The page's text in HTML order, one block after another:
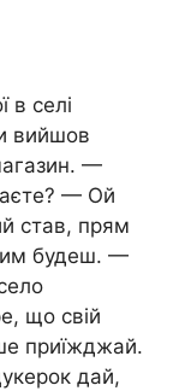
в селі
вийшов
—
— Ой
став, прям
будеш. —
що свій
приїжджай.
дай,